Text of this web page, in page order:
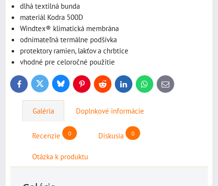
dlhá textilná bunda
materiál Kodra 500D
Windtex® klimatická membrána
odnímateľná termálne podšívka
protektory ramien, lakťov a chrbtice
vhodné pre celoročné použitie
FacebookTwitter BlueskyPinterestReddit LinkedInWhatsApp
E-
mail
Galéria Doplnkové informácie
Recenzie 0 Diskusia 0
Otázka k produktu